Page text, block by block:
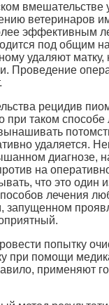
вмешательстве
ветеринаров
эффективным
под общим
удаляют
Проведение
рецидив
при таком способе
удаляется.
диагнозе,
на
что это один
лечения
запущенном
попытку
при помощи
применяют